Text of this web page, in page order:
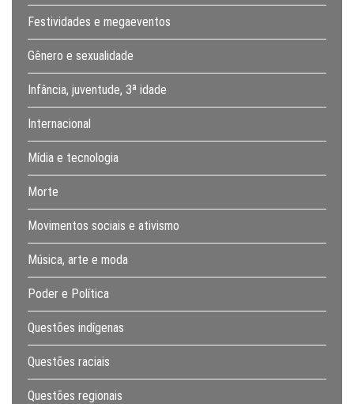
Festividades e megaeventos
Gênero e sexualidade
Infância, juventude, 3ª idade
Internacional
Mídia e tecnologia
Morte
Movimentos sociais e ativismo
Música, arte e moda
Poder e Política
Questões indígenas
Questões raciais
Questões regionais